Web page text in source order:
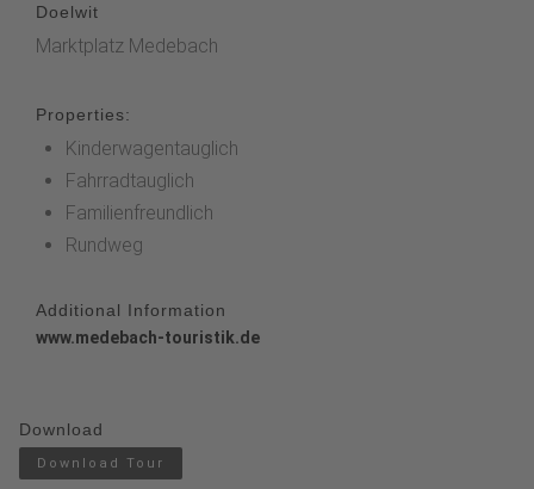
Doelwit
Marktplatz Medebach
Properties:
Kinderwagentauglich
Fahrradtauglich
Familienfreundlich
Rundweg
Additional Information
www.medebach-touristik.de
Download
Download Tour